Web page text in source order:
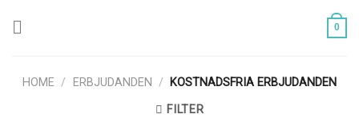
0
HOME / ERBJUDANDEN / KOSTNADSFRIA ERBJUDANDEN
FILTER